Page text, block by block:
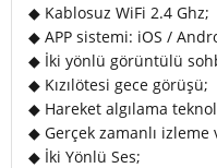
◆ Kablosuz WiFi 2.4 Ghz;
◆ APP sistemi: iOS /
◆ İki yönlü görüntülü
◆ Kızılötesi gece görüşü;
◆ Hareket algılama
◆ Gerçek zamanlı izleme
◆ İki Yönlü Ses;